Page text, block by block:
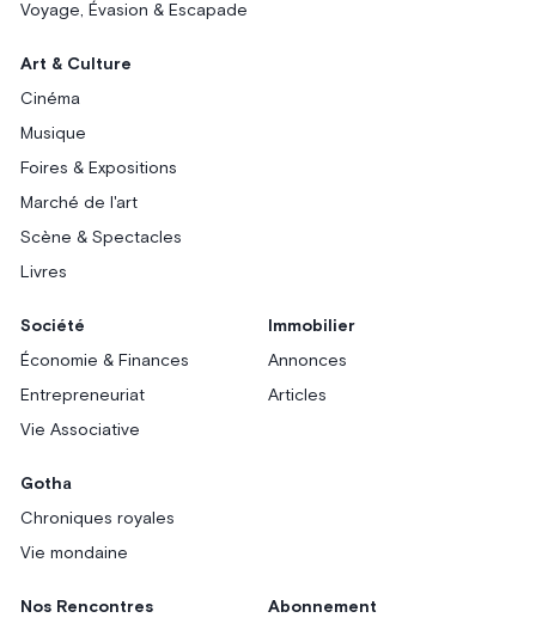
Voyage, Évasion & Escapade
Art & Culture
Cinéma
Musique
Foires & Expositions
Marché de l'art
Scène & Spectacles
Livres
Société
Économie & Finances
Entrepreneuriat
Vie Associative
Immobilier
Annonces
Articles
Gotha
Chroniques royales
Vie mondaine
Nos Rencontres Abonnement